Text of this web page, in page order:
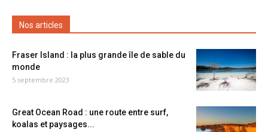
Nos articles
Fraser Island : la plus grande île de sable du
monde
5 septembre 2023
Great Ocean Road : une route entre surf,
koalas et paysages...